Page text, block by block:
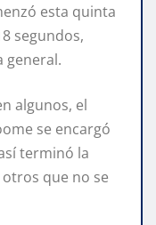
esta quinta
segundos,
general.
algunos, el
se encargó
terminó la
que no se